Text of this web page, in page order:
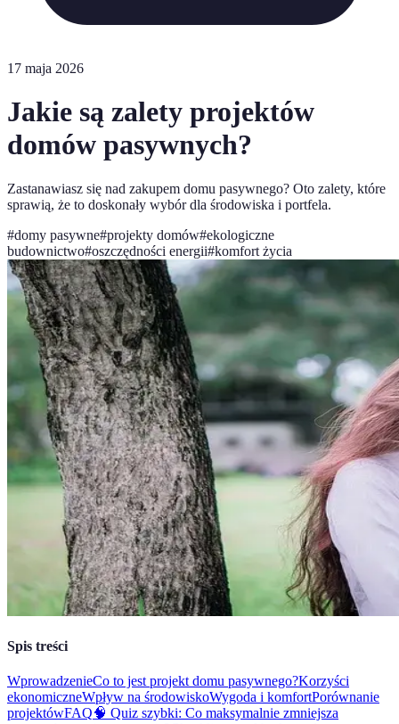
17 maja 2026
Jakie są zalety projektów
domów pasywnych?
Zastanawiasz się nad zakupem domu pasywnego? Oto zalety, które
sprawią, że to doskonały wybór dla środowiska i portfela.
#domy pasywne#projekty domów#ekologiczne
budownictwo#oszczędności energii#komfort życia
Spis treści
WprowadzenieCo to jest projekt domu pasywnego?Korzyści
ekonomiczneWpływ na środowiskoWygoda i komfortPorównanie
projektówFAQ🧠 Quiz szybki: Co maksymalnie zmniejsza